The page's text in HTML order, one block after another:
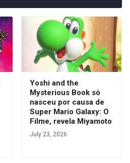
Yoshi and the
Mysterious Book só
nasceu por causa de
Super Mario Galaxy: O
Filme, revela Miyamoto
July 23, 2026